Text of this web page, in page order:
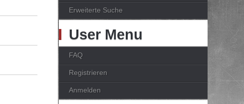
Erweiterte Suche
User Menu
FAQ
Registrieren
Anmelden